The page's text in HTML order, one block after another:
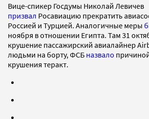
Вице-спикер Госдумы Николай Левичев
призвал Росавиацию прекратить
Россией и Турцией. Аналогичные меры
ноября в отношении Египта. Там 31
крушение пассажирский авиалайнер
людьми на борту, ФСБ назвало
крушения теракт.